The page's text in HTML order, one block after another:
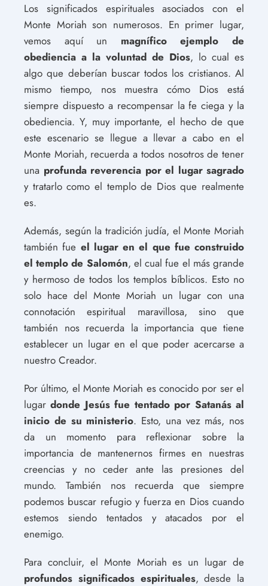
Los significados espirituales asociados con el
Monte Moriah son numerosos. En primer lugar,
vemos aquí un magnífico ejemplo de
obediencia a la voluntad de Dios, lo cual es
algo que deberían buscar todos los cristianos. Al
mismo tiempo, nos muestra cómo Dios está
siempre dispuesto a recompensar la fe ciega y la
obediencia. Y, muy importante, el hecho de que
este escenario se llegue a llevar a cabo en el
Monte Moriah, recuerda a todos nosotros de tener
una profunda reverencia por el lugar sagrado
y tratarlo como el templo de Dios que realmente
es.
Además, según la tradición judía, el Monte Moriah
también fue el lugar en el que fue construido
el templo de Salomón, el cual fue el más grande
y hermoso de todos los templos bíblicos. Esto no
solo hace del Monte Moriah un lugar con una
connotación espiritual maravillosa, sino que
también nos recuerda la importancia que tiene
establecer un lugar en el que poder acercarse a
nuestro Creador.
Por último, el Monte Moriah es conocido por ser el
lugardonde Jesús fue tentado por Satanás al
inicio de su ministerio. Esto, una vez más, nos
da un momento para reflexionar sobre la
importancia de mantenernos firmes en nuestras
creencias y no ceder ante las presiones del
mundo. También nos recuerda que siempre
podemos buscar refugio y fuerza en Dios cuando
estemos siendo tentados y atacados por el
enemigo.
Para concluir, el Monte Moriah es un lugar de
profundos significados espirituales, desde la